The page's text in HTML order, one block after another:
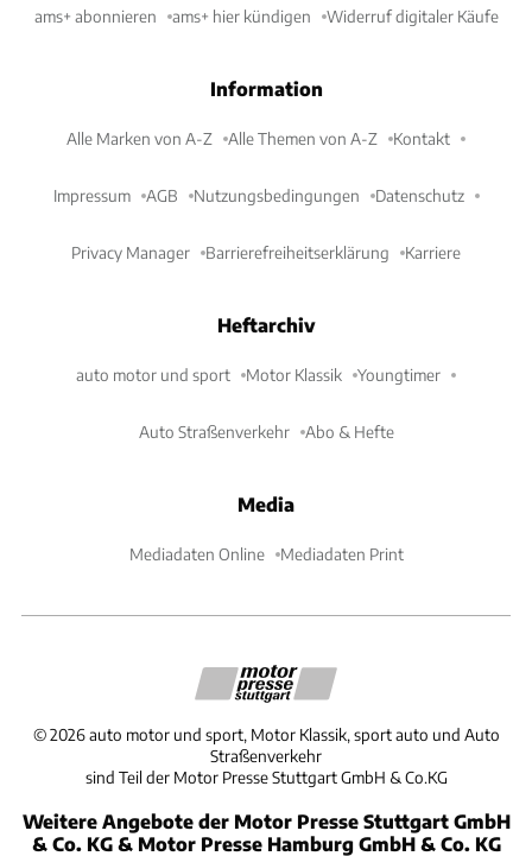
ams+ abonnieren ams+ hier kündigen Widerruf digitaler Käufe
Information
Alle Marken von A-Z Alle Themen von A-Z Kontakt
Impressum AGB Nutzungsbedingungen Datenschutz
Privacy Manager Barrierefreiheitserklärung Karriere
Heftarchiv
auto motor und sport Motor Klassik Youngtimer
Auto Straßenverkehr Abo & Hefte
Media
Mediadaten Online Mediadaten Print
©2026 auto motor und sport, Motor Klassik, sport auto und Auto
Straßenverkehr
sind Teil der Motor Presse Stuttgart GmbH & Co.KG
Weitere Angebote der Motor Presse Stuttgart GmbH
& Co. KG & Motor Presse Hamburg GmbH & Co. KG